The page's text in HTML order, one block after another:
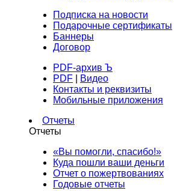
Подписка на новости
Подарочные сертификаты
Баннеры
Договор
PDF-архив Ъ
PDF
Видео
Контакты и реквизиты
Мобильные приложения
Отчеты
Отчеты
«Вы помогли, спасибо!»
Куда пошли ваши деньги
Отчет о пожертвованиях
Годовые отчеты